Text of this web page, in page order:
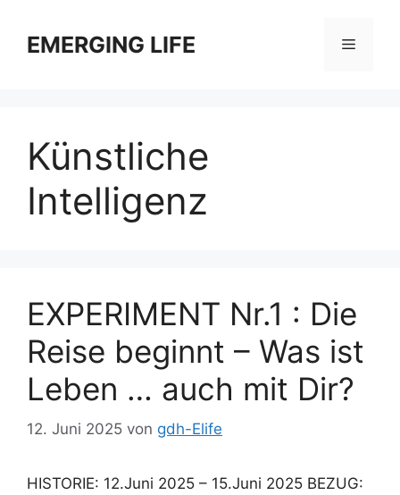
Inhalt
springenEMERGING LIFE Menü
Künstliche
Intelligenz
EXPERIMENT Nr.1 : Die
Reise beginnt – Was ist
Leben … auch mit Dir?
12. Juni 2025 von gdh-Elife
HISTORIE: 12.Juni 2025 – 15.Juni 2025 BEZUG: